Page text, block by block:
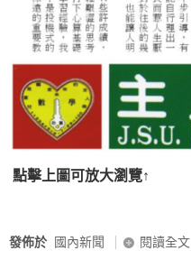
點擊上圖可放大瀏覽↑
發佈於 國內新聞 閱讀全文